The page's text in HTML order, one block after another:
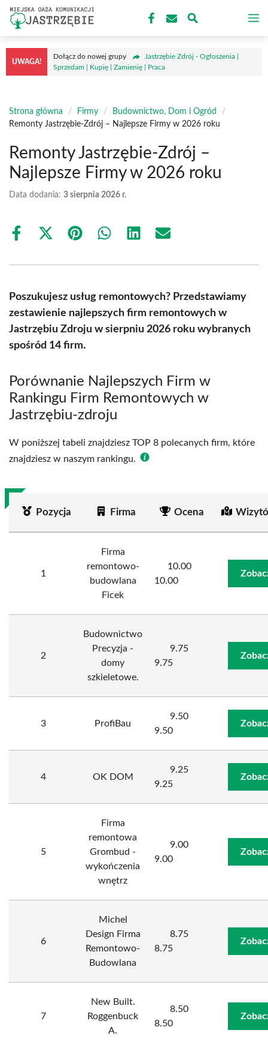
Przejdź
treści
UWAGA!
Dołącz do nowej grupy
Jastrzębie Zdrój - Ogłoszenia |
Sprzedam | Kupię | Zamienię | Praca
Strona główna / Firmy / Budownictwo, Dom i Ogród
/
Remonty Jastrzębie-Zdrój – Najlepsze Firmy w 2026 roku
Remonty Jastrzębie-Zdrój –
Najlepsze Firmy w 2026 roku
Data dodania: 3 sierpnia 2026 r.
Share
Share
(Twitter)
Share Share Share Share
Poszukujesz usług remontowych? Przedstawiamy
zestawienie najlepszych firm remontowych w
Jastrzębiu Zdroju w sierpniu 2026 roku wybranych
spośród 14 firm.
Porównanie Najlepszych Firm w
Rankingu Firm Remontowych w
Jastrzębiu-zdroju
W poniższej tabeli znajdziesz TOP 8 polecanych firm, które
znajdziesz w naszym rankingu.
Pozycja Firma Ocena
1
Firma
remontowo-
budowlana
Ficek
10.00
10.00
2
Budownictwo
Precyzja -
domy
szkieletowe.
9.75
9.75
3 ProfiBau
9.50
9.50
4 OK DOM
9.25
9.25
5
Firma
remontowa
Grombud -
wykończenia
wnętrz
9.00
9.00
6
Michel
Design Firma
Remontowo-
Budowlana
8.75
8.75
7
New Built.
Roggenbuck
A.
8.50
8.50